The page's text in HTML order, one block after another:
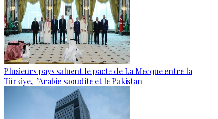
Plusieurs pays saluent le pacte de La Mecque entre la
Türkiye, l’Arabie saoudite et le Pakistan